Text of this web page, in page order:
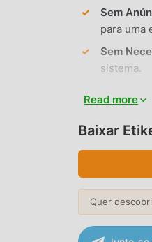
Sem
para uma
Sem
sistema.
Tofas um
Ajustes
Read more
Baixar
Quer